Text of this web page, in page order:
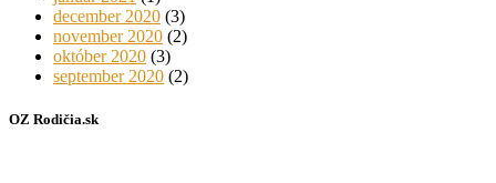
december 2020 (3)
november 2020 (2)
október 2020 (3)
september 2020 (2)
OZ Rodičia.sk